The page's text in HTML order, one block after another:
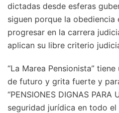
dictadas desde esferas
siguen porque la obediencia
progresar en la carrera
aplican su libre criterio
“La Marea Pensionista”
de futuro y grita fuerte y
“PENSIONES DIGNAS PARA
seguridad jurídica en todo